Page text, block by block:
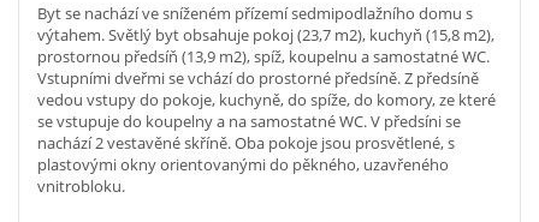
Byt se nachází ve sníženém přízemí sedmipodlažního domu s
výtahem. Světlý byt obsahuje pokoj (23,7 m2), kuchyň (15,8 m2),
prostornou předsíň (13,9 m2), spíž, koupelnu a samostatné WC.
Vstupními dveřmi se vchází do prostorné předsíně. Z předsíně
vedou vstupy do pokoje, kuchyně, do spíže, do komory, ze které
se vstupuje do koupelny a na samostatné WC. V předsíni se
nachází 2 vestavěné skříně. Oba pokoje jsou prosvětlené, s
plastovými okny orientovanými do pěkného, uzavřeného
vnitrobloku.